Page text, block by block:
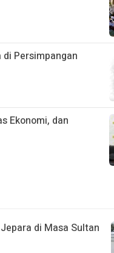
Persimpangan
Ekonomi, dan
di Masa Sultan